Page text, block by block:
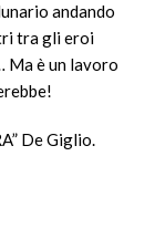
andando
tra gli eroi
Ma è un lavoro
De Giglio.